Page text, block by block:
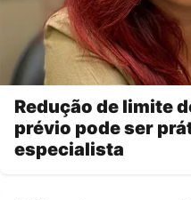
Redução de limite
prévio pode ser
especialista